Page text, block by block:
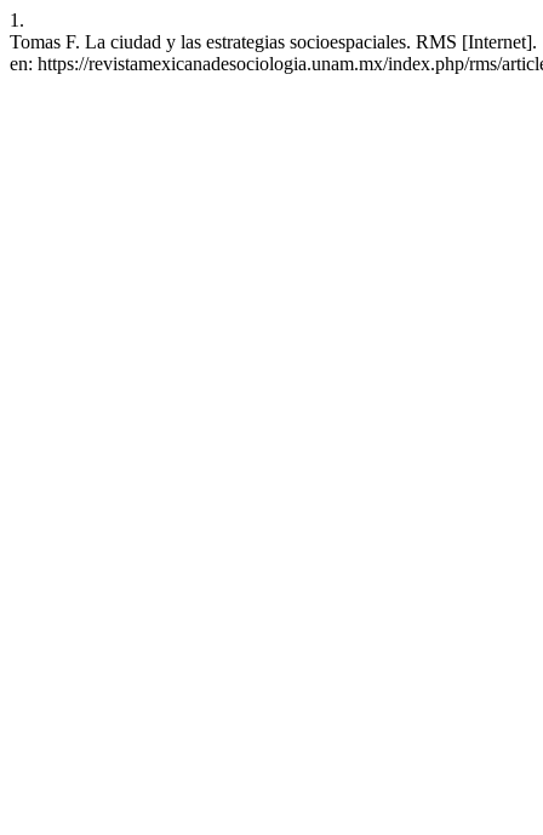
1.
Tomas F. La ciudad y las estrategias socioespaciales. RMS
en: https://revistamexicanadesociologia.unam.mx/index.php/rms/